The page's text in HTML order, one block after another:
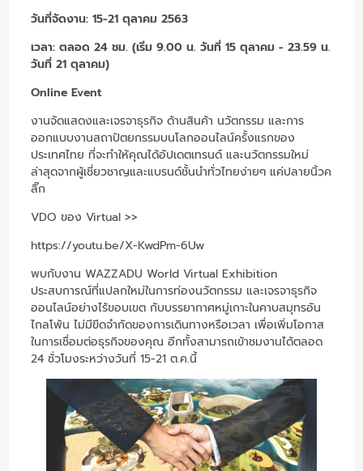
วันที่จัดงาน: 15-21 ตุลาคม 2563
เวลา: ตลอด 24 ชม. (เริ่ม 9.00 น. วันที่ 15 ตุลาคม - 23.59 น.
วันที่ 21 ตุลาคม)
Online Event
งานจัดแสดงและเจรจาธุรกิจ ด้านสินค้า นวัตกรรม และการ
ออกแบบงานสถาปัตยกรรมบนโลกออนไลน์ครั้งแรกของ
ประเทศไทย ที่จะทำให้คุณได้อัปเดตเทรนด์ และนวัตกรรมใหม่
ล่าสุดจากผู้เชี่ยวชาญและแบรนด์ชั้นนำทั่วไทยง่ายๆ แค่ปลายนิ้วค
ลิ๊ก
VDO ของ Virtual >>
https://youtu.be/X-KwdPm-6Uw
พบกับงาน WAZZADU World Virtual Exhibition
ประสบการณ์ที่แปลกใหม่ในการท่องนวัตกรรม และเจรจาธุรกิจ
ออนไลน์อย่างไร้ขอบเขต กับบรรยากาศหมู่เกาะในคาบสมุทรอัน
ไกลโพ้น ไม่มีขีดจำกัดของการเดินทางหรือเวลา เพื่อเพิ่มโอกาส
ในการเชื่อมต่อธุรกิจของคุณ อีกทั้งสามารถเข้าชมงานได้ตลอด
24 ชั่วโมงระหว่างวันที่ 15-21 ต.ค.นี้